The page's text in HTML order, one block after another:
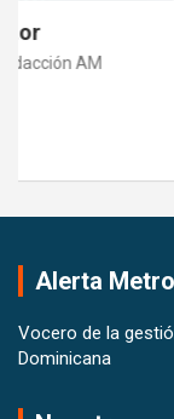
Marileidy
Brilla en las
Alerta
Vocero de la
Dominicana